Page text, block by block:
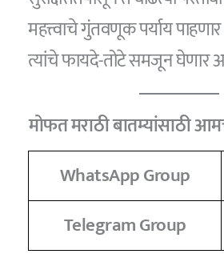
महत्त्वाचे गुंतवणूक पर्याय
त्यांचे फायदे-तोटे समजून घेणार
मोफत मराठी बातम्यांसाठी
WhatsApp Group
Telegram Group